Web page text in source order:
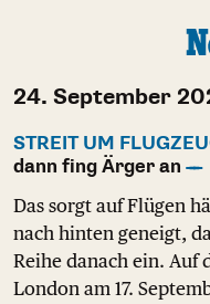
24. September
STREIT UM
dann fing Ärger an
Das sorgt auf Flügen
nach hinten geneigt,
Reihe danach ein. Auf
London am 17.